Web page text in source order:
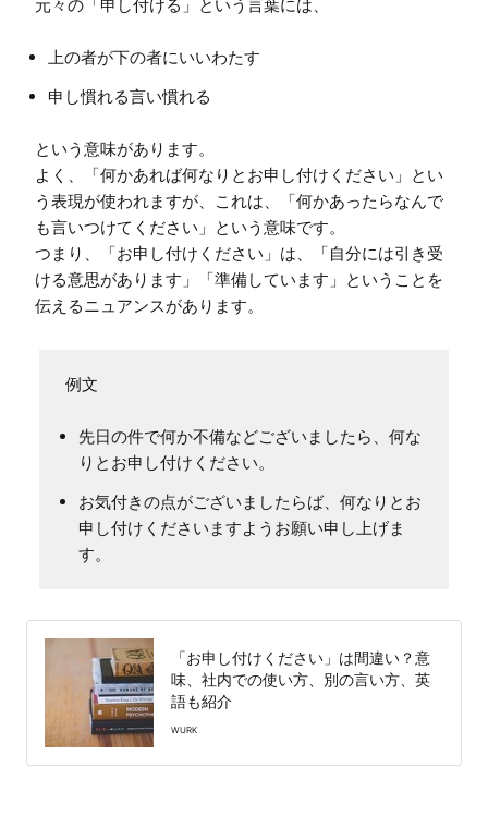
上の者が下の者にいいわたす
申し慣れる言い慣れる
という意味があります。
よく、「何かあれば何なりとお申し付けください」とい
う表現が使われますが、これは、「何かあったらなんで
も言いつけてください」という意味です。
つまり、「お申し付けください」は、「自分には引き受
ける意思があります」「準備しています」ということを
先日の件で何か不備などございましたら、何な
りとお申し付けください。
お気付きの点がございましたらば、何なりとお
申し付けくださいますようお願い申し上げま
す。
「お申し付けください」は間違い？意
味、社内での使い方、別の言い方、英
語も紹介
WURK